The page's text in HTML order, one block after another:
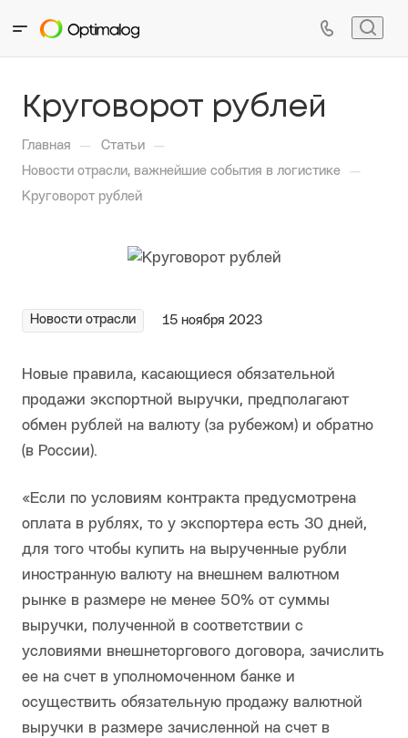
Круговорот рублей
Главная — Статьи —
Новости отрасли, важнейшие события в логистике —
Круговорот рублей
Новости отрасли 15 ноября 2023
Новые правила, касающиеся обязательной
продажи экспортной выручки, предполагают
обмен рублей на валюту (за рубежом) и обратно
(в России).
«Если по условиям контракта предусмотрена
оплата в рублях, то у экспортера есть 30 дней,
для того чтобы купить на вырученные рубли
иностранную валюту на внешнем валютном
рынке в размере не менее 50% от суммы
выручки, полученной в соответствии с
условиями внешнеторгового договора, зачислить
ее на счет в уполномоченном банке и
осуществить обязательную продажу валютной
выручки в размере зачисленной на счет в